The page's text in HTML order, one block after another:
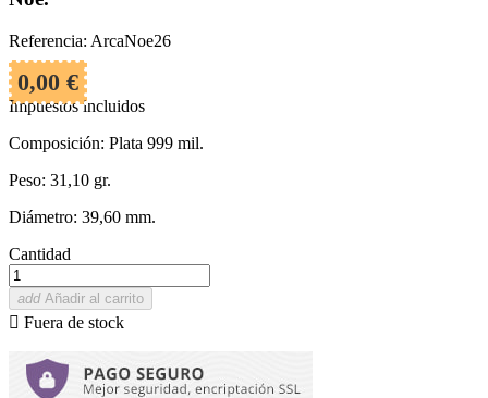
Referencia: ArcaNoe26
0,00 €
Impuestos incluidos
Composición: Plata 999 mil.
Peso: 31,10 gr.
Diámetro: 39,60 mm.
Cantidad
add Añadir al carrito
 Fuera de stock